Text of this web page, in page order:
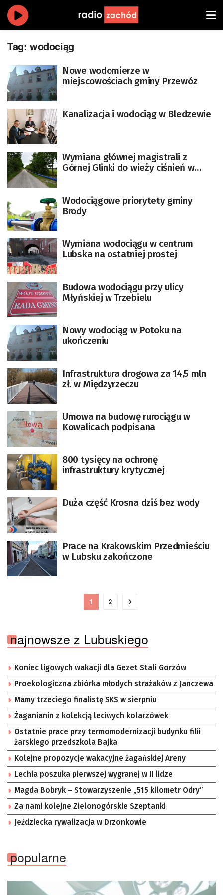
Tag: wodociąg
Nowe wodomierze w
miejscowościach gminy Przewóz
Kanalizacja i wodociąg w Bledzewie
Wymiana głównej magistrali z
Górnej Glinki do wieży ciśnień w
Wodociągowe priorytety gminy
Brody
Wymiana wodociągu w centrum
Lubska na ostatniej prostej
Budowa wodociągu przy ulicy
Młyńskiej w Trzebielu
Nowy wodociąg w Potoku na
ukończeniu
Infrastruktura drogowa za 14,5 mln
zł. w Międzyrzeczu
Umowa na budowę rurociągu w
Kowalicach podpisana
800 tysięcy na ochronę
infrastruktury krytycznej
Duża część Krosna dziś bez wody
Prace na Krakowskim Przedmieściu
w Lubsku zakończone
1 2
najnowsze z Lubuskiego
Koniec ligowych wakacji dla Gezet Stali Gorzów
Proekologiczna zbiórka młodych strażaków z Janczewa
Mamy trzeciego finalistę SKS w sierpniu
Żaganianin z kolekcją leciwych kolarzówek
Ostatnie prace przy termomodernizacji budynku filii
żarskiego przedszkola Bajka
Kolejne propozycje wakacyjne żagańskiej Areny
Lechia poszuka pierwszej wygranej w II lidze
Magda Bobryk – Stowarzyszenie „515 kilometr Odry”
Za nami kolejne Zielonogórskie Szeptanki
Jeździecka rywalizacja w Drzonkowie
popularne